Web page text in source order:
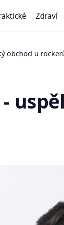
Zdraví
obchod u
-